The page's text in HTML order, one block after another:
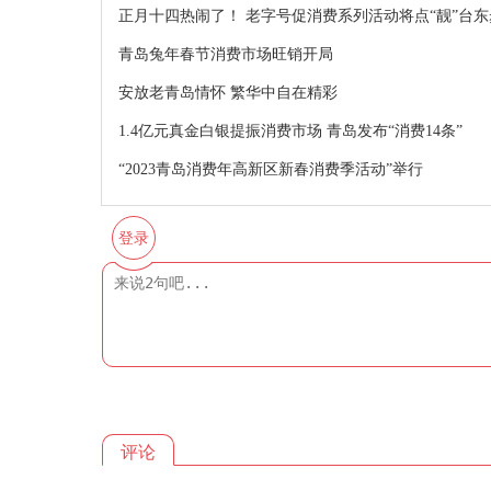
正月十四热闹了！ 老字号促消费系列活动将点“靓”台
青岛兔年春节消费市场旺销开局
安放老青岛情怀 繁华中自在精彩
1.4亿元真金白银提振消费市场 青岛发布“消费14条”
“2023青岛消费年高新区新春消费季活动”举行
登录
评论